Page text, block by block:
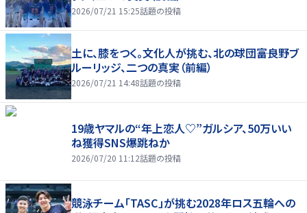
2026/07/21 15:25話題の投稿
土に、膝をつく。文化人が挑む、北の球団――富良野ブ
ルーリッジ、二つの真実（前編）
2026/07/21 14:48話題の投稿
19歳ヤマルの“年上恋人♡”ガルシア、50万いい
ね獲得SNS爆跳ねか
2026/07/20 11:12話題の投稿
競泳チーム「TASC」が挑む2028年ロス五輪への